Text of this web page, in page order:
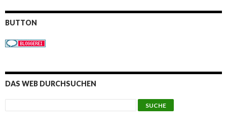
BUTTON
DAS WEB DURCHSUCHEN